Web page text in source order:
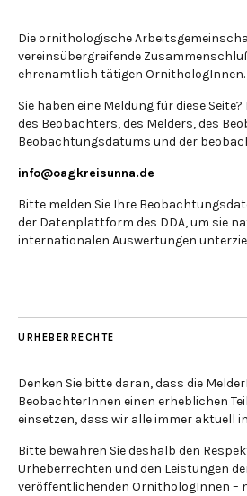
Die ornithologische
vereinsübergreifende
ehrenamtlich tätigen OrnithologInnen.
Sie haben eine Meldung für diese
des Beobachters, des Melders, des
Beobachtungsdatums und der
info@oagkreisunna.de
Bitte melden Sie Ihre
der Datenplattform des DDA, um sie
internationalen Auswertungen
URHEBERRECHTE
Denken Sie bitte daran, dass die
BeobachterInnen einen erheblichen
einsetzen, dass wir alle immer aktuell
Bitte bewahren Sie deshalb den
Urheberrechten und den Leistungen
veröffentlichenden OrnithologInnen –